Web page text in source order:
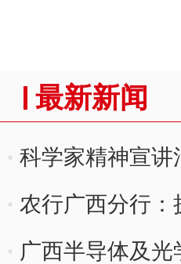
最新新闻
科学家精神宣讲
农行广西分行
广西半导体及